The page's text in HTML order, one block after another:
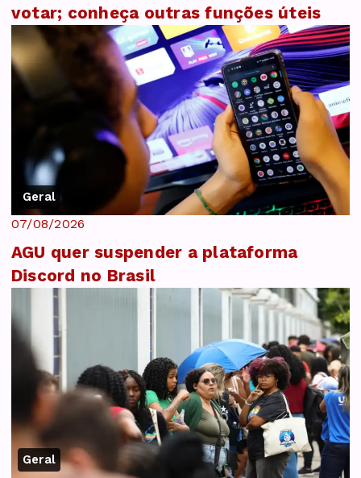
votar; conheça outras funções úteis
Geral
07/08/2026
AGU quer suspender a plataforma
Discord no Brasil
Geral